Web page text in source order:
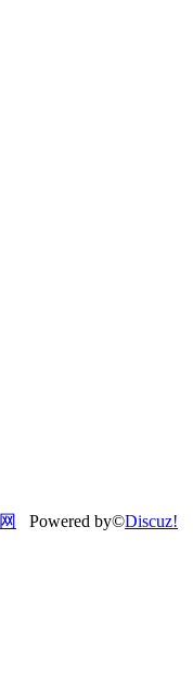
Powered by©Discuz!